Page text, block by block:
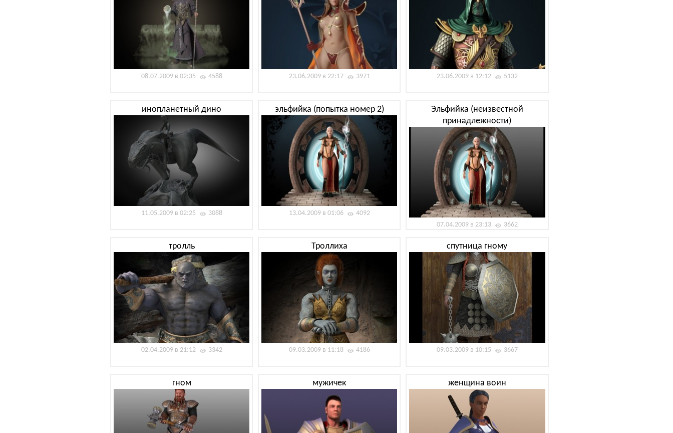
08.07.2009 в 02:35 4588 23.06.2009 в 22:17 3971 23.06.2009 в 12:12 5132
инопланетный дино
11.05.2009 в 02:25 3088
эльфийка (попытка номер 2)
13.04.2009 в 01:06 4092
Эльфийка (неизвестной
принадлежности)
07.04.2009 в 23:13 3662
тролль
02.04.2009 в 21:12 3342
Троллиха
09.03.2009 в 11:18 4186
спутница гному
09.03.2009 в 10:15 3667
гном мужичек женщина воин